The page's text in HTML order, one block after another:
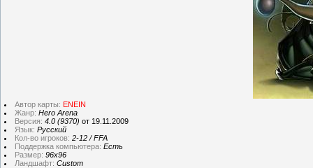
Автор карты: ENEIN
Жанр: Hero Arena
Версия: 4.0 (9370) от 19.11.2009
Язык: Русский
Кол-во игроков: 2-12 / FFA
Поддержка компьютера: Есть
Размер: 96х96
Ландшафт: Custom